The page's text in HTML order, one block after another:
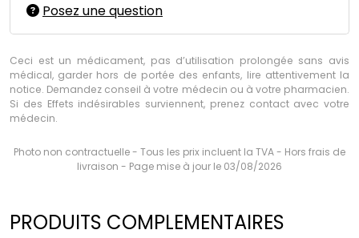
Posez une question
Ceci est un médicament, pas d’utilisation prolongée sans avis
médical, garder hors de portée des enfants, lire attentivement la
notice. Demandez conseil à votre médecin ou à votre pharmacien.
Si des Effets indésirables surviennent, prenez contact avec votre
médecin.
Photo non contractuelle - Tous les prix incluent la TVA - Hors frais de
livraison - Page mise à jour le 03/08/2026
PRODUITS COMPLEMENTAIRES